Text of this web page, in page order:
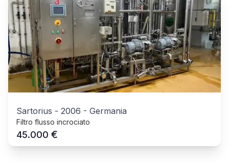
Sartorius - 2006 - Germania
Filtro flusso incrociato
45.000 €